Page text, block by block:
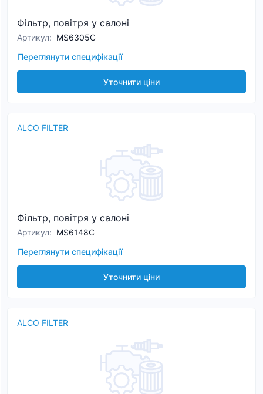
Фільтр, повітря у салоні
Артикул: MS6305C
Переглянути специфікації
Уточнити ціни
ALCO FILTER
Фільтр, повітря у салоні
Артикул: MS6148C
Переглянути специфікації
Уточнити ціни
ALCO FILTER